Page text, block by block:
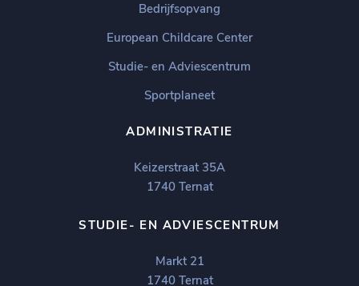
Bedrijfsopvang
European Childcare Center
Studie- en Adviescentrum
Sportplaneet
ADMINISTRATIE
Keizerstraat 35A
1740 Ternat
STUDIE- EN ADVIESCENTRUM
Markt 21
1740 Ternat